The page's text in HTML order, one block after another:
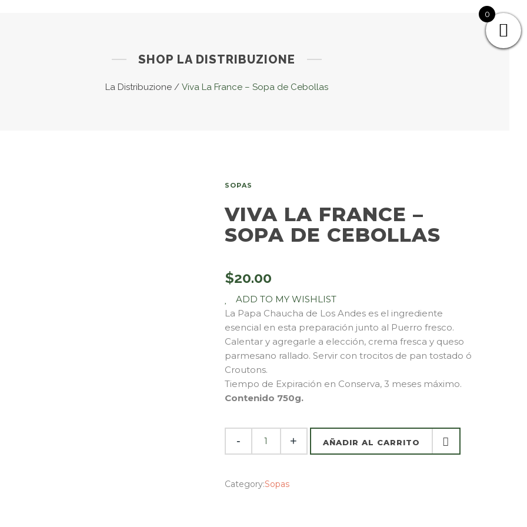
SHOP LA DISTRIBUZIONE
La Distribuzione /Viva La France – Sopa de Cebollas
SOPAS
VIVA LA FRANCE –
SOPA DE CEBOLLAS
$20.00
ADD TO MY WISHLIST
La Papa Chaucha de Los Andes es el ingrediente
esencial en esta preparación junto al Puerro fresco.
Calentar y agregarle a elección, crema fresca y queso
parmesano rallado. Servir con trocitos de pan tostado ó
Croutons.
Tiempo de Expiración en Conserva, 3 meses máximo.
Contenido 750g.
AÑADIR AL CARRITO
Category:Sopas
0